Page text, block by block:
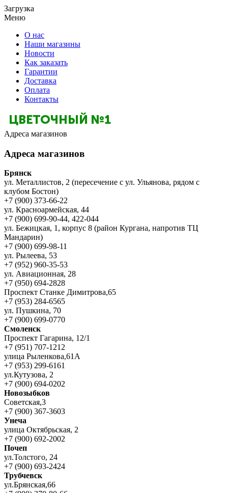
Загрузка
Меню
О нас
Наши магазины
Новости
Как заказать
Гарантии
Доставка
Оплата
Контакты
Адреса магазинов
Адреса магазинов
Брянск
ул. Металлистов, 2 (пересечение с ул. Ульянова, рядом с
клубом Бостон)
+7 (900) 373-66-22
ул. Красноармейская, 44
+7 (900) 699-90-44, 422-044
ул. Бежицкая, 1, корпус 8 (район Кургана, напротив ТЦ
Мандарин)
+7 (900) 699-98-11
ул. Рылеева, 53
+7 (952) 960-35-53
ул. Авиационная, 28
+7 (950) 694-2828
Проспект Станке Димитрова,65
+7 (953) 284-6565
ул. Пушкина, 70
+7 (900) 699-0770
Смоленск
Проспект Гагарина, 12/1
+7 (951) 707-1212
улица Рыленкова,61А
+7 (953) 299-6161
ул.Кутузова, 2
+7 (900) 694-0202
Новозыбков
Советская,3
+7 (900) 367-3603
Унеча
улица Октябрьская, 2
+7 (900) 692-2002
Почеп
ул.Толстого, 24
+7 (900) 693-2424
Трубчевск
ул.Брянская,66